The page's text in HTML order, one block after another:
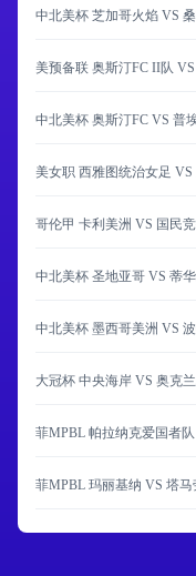
中北美杯 芝加哥火焰 VS
美预备联 奥斯汀FC II队
中北美杯 奥斯汀FC VS 普
美女职 西雅图统治女足 VS
哥伦甲 卡利美洲 VS 国民
中北美杯 圣地亚哥 VS 蒂
中北美杯 墨西哥美洲 VS
大冠杯 中央海岸 VS 奥克
菲MPBL 帕拉纳克爱国者
菲MPBL 玛丽基纳 VS 塔马